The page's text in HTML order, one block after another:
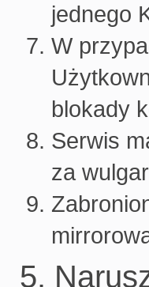
jednego
W
blokady
Serwis
za
5.